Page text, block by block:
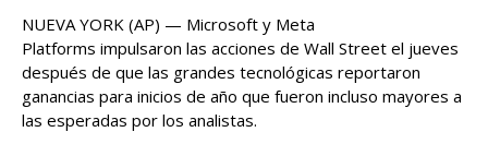
NUEVA YORK (AP) — Microsoft y Meta
Platforms impulsaron las acciones de Wall Street el jueves
después de que las grandes tecnológicas reportaron
ganancias para inicios de año que fueron incluso mayores a
las esperadas por los analistas.